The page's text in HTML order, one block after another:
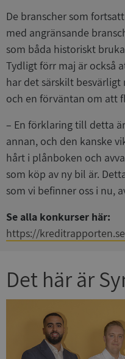
De branscher som
med angränsande
som båda historiskt
Tydligt förr maj är också
har det särskilt
och en förväntan om att
– En förklaring till detta
annan, och den kanske
hårt i plånboken och
som köp av ny bil är.
som vi befinner oss i nu,
Se alla konkurser här:
https://
Det här är